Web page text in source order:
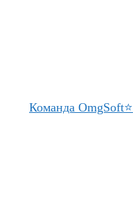
Команда OmgSoft⭐